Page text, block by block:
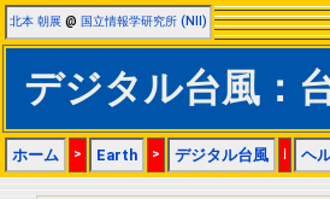
北本 朝展 @ 国立情報学研究所 (NII)
デジタル台風：
ホーム > Earth > デジタル台風 | ヘ